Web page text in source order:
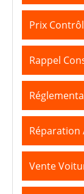
Prix
Rappel
Vente